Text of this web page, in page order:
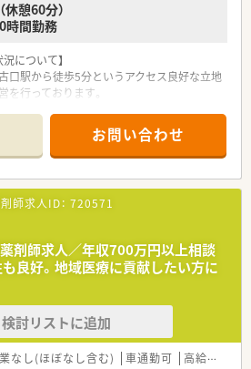
休憩60分）
時間勤務
について】
口駅から徒歩5分というアクセス良好な立地
行っております。
業務にも対応します。
事務員1名の体制で協力しながら地域住民
る風通しの良い店舗です。
物像について】
めの急募となっており早期にご入職いた
歓迎しております。
ニケーションを大切にし地域医療に貢献し
つ方を求めております。
お持ちの方を優遇いたしますが未経験の方
はご相談ください。
て3店舗の調剤薬局を運営し居宅介護支援も
アの中核を担います。
お問い合わせ
師求人ID： 720571
剤師求人／年収700万円以上相談
良好。地域医療に貢献したい方に
検討リストに追加
なし(ほぼなし含む) 車通勤可 高給与(600万円以上)